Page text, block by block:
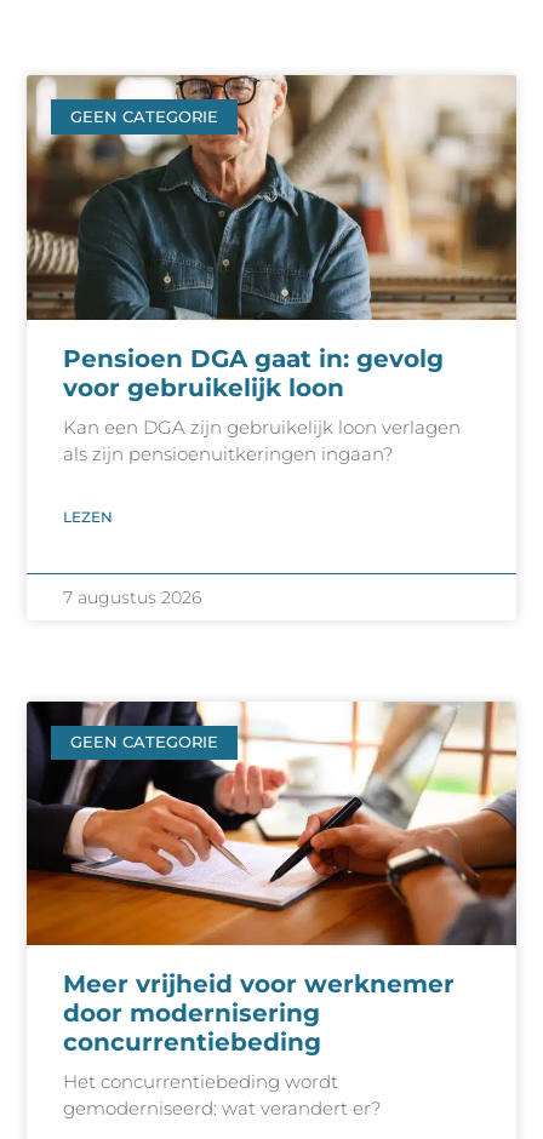
GEEN CATEGORIE
Pensioen DGA gaat in: gevolg
voor gebruikelijk loon
Kan een DGA zijn gebruikelijk loon verlagen
als zijn pensioenuitkeringen ingaan?
LEZEN
7 augustus 2026
GEEN CATEGORIE
Meer vrijheid voor werknemer
door modernisering
concurrentiebeding
Het concurrentiebeding wordt
gemoderniseerd: wat verandert er?